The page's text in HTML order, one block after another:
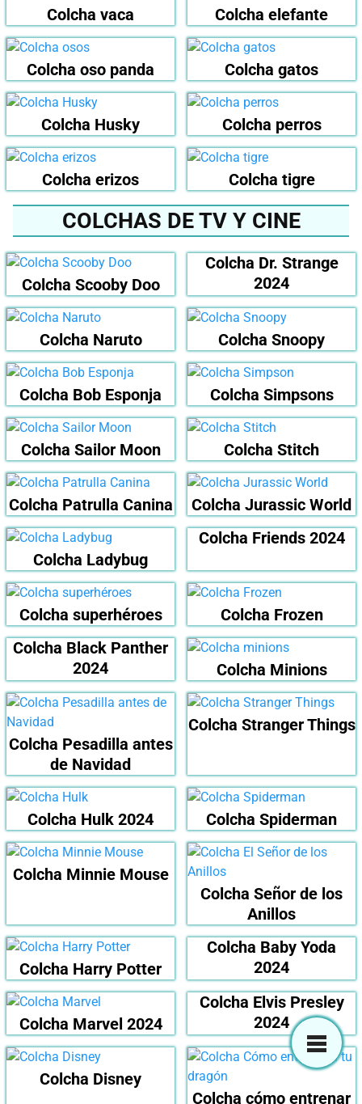
Colcha vaca Colcha elefante
Colcha oso panda Colcha gatos
Colcha Husky Colcha perros
Colcha erizos Colcha tigre
COLCHAS DE TV Y CINE
Colcha Scooby Doo
Colcha Dr. Strange
2024
Colcha Naruto Colcha Snoopy
Colcha Bob Esponja Colcha Simpsons
Colcha Sailor Moon Colcha Stitch
Colcha Patrulla Canina Colcha Jurassic World
Colcha Ladybug
Colcha Friends 2024
Colcha superhéroes
Colcha Frozen
Colcha Black Panther
2024
Colcha Minions
Colcha Pesadilla antes
de Navidad
Colcha Stranger Things
Colcha Hulk 2024 Colcha Spiderman
Colcha Minnie Mouse
Colcha Señor de los
Anillos
Colcha Harry Potter
Colcha Baby Yoda
2024
Colcha Marvel 2024
Colcha Elvis Presley
2024
Colcha Disney
Colcha cómo entrenar